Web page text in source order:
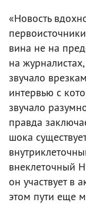
«Новость
вина не на
на
звучало
интервью с
звучало
правда
шока
внеклеточный
он участвует в
этом пути еще